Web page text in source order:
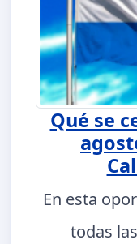
Qué se
En esta
todas